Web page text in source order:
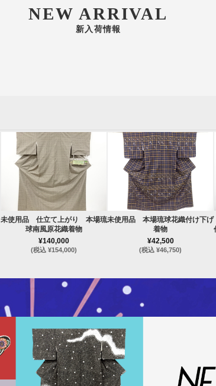
NEW ARRIVAL
新入荷情報
未使用品 仕立て上がり 本場琉
球南風原花織着物
¥140,000
(税込 ¥154,000)
未使用品 本場琉球花織付け下げ
着物
¥42,500
(税込 ¥46,750)